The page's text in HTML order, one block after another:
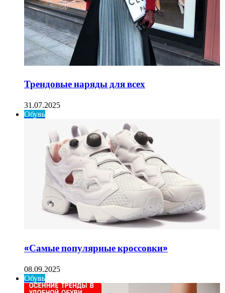
Трендовые наряды для всех
31.07.2025
Обувь
«Самые популярные кроссовки»
08.09.2025
Обувь